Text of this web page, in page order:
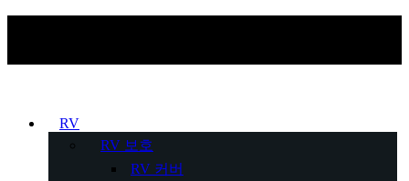
RV
RV 보호
RV 커버